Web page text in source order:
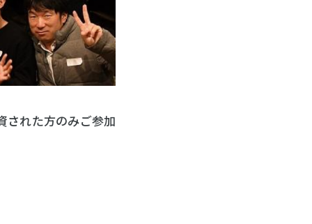
された方のみご参加